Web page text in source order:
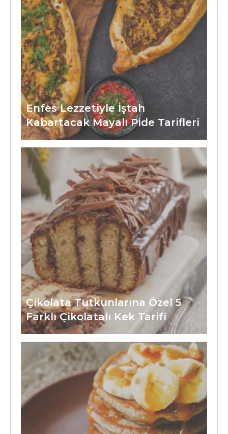
Enfes Lezzetiyle İştah
Kabartacak Mayalı Pide Tarifleri
Çikolata Tutkunlarına Özel 5
Farklı Çikolatalı Kek Tarifi